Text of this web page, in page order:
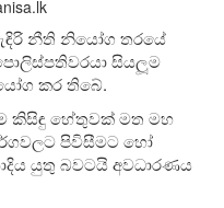
නීති නියෝග තරයේ
සියලූම
කර තිබේ.
කිසිඳු හේතුවක් මත මහ
පිවිසීමට හෝ
යුතු බවටයි අවධාරණය